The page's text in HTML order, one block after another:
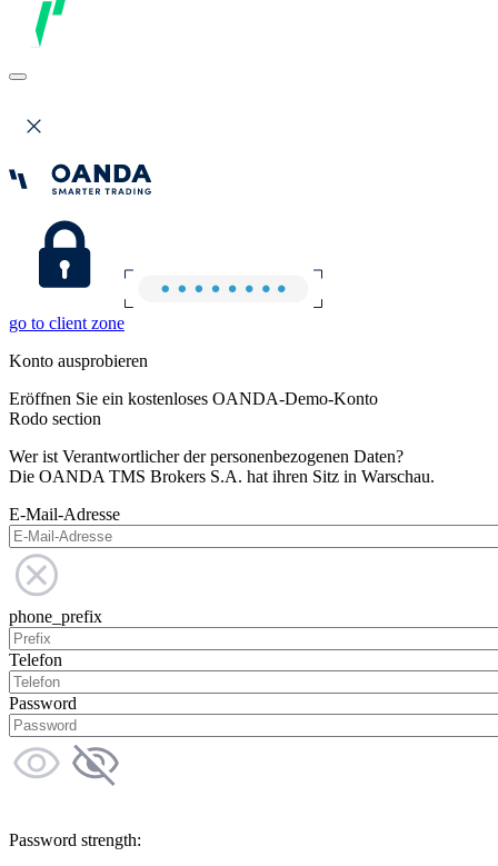
go to client zone
Konto ausprobieren
Eröffnen Sie ein kostenloses OANDA-Demo-Konto
Rodo section
Wer ist Verantwortlicher der personenbezogenen Daten?
Die OANDA TMS Brokers S.A. hat ihren Sitz in Warschau.
E-Mail-Adresse
phone_prefix
Telefon
Password
Password strength: